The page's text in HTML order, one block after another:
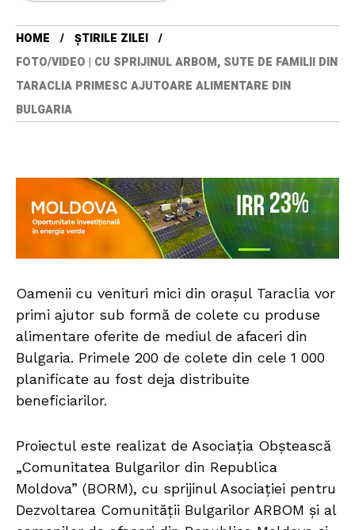
HOME
ȘTIRILE ZILEI
FOTO/VIDEO | CU SPRIJINUL ARBOM, SUTE DE FAMILII DIN
TARACLIA PRIMESC AJUTOARE ALIMENTARE DIN
BULGARIA
Oamenii cu venituri mici din orașul Taraclia vor
primi ajutor sub formă de colete cu produse
alimentare oferite de mediul de afaceri din
Bulgaria. Primele 200 de colete din cele 1 000
planificate au fost deja distribuite
beneficiarilor.
Proiectul este realizat de Asociația Obștească
„Comunitatea Bulgarilor din Republica
Moldova” (BORM), cu sprijinul Asociației pentru
Dezvoltarea Comunității Bulgarilor ARBOM și al